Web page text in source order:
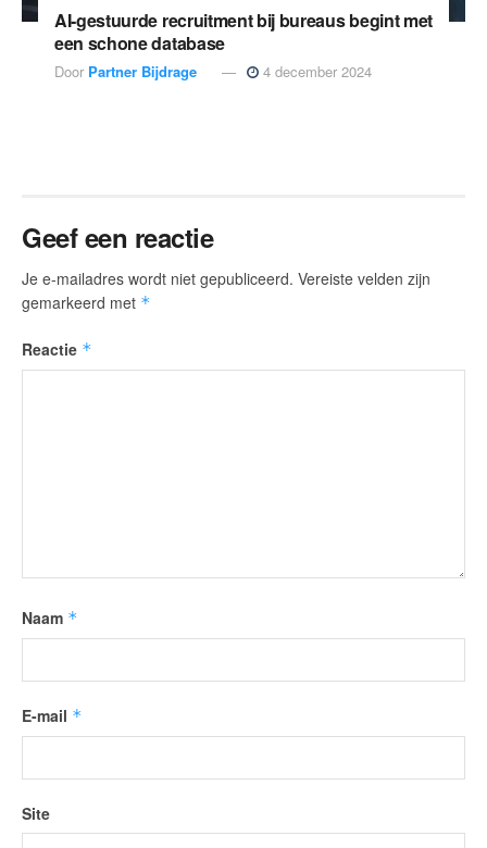
AI-gestuurde recruitment bij bureaus begint met
een schone database
Door Partner Bijdrage 4 december 2024
Geef een reactie
Je e-mailadres wordt niet gepubliceerd. Vereiste velden zijn
gemarkeerd met *
Reactie *
Naam *
E-mail *
Site